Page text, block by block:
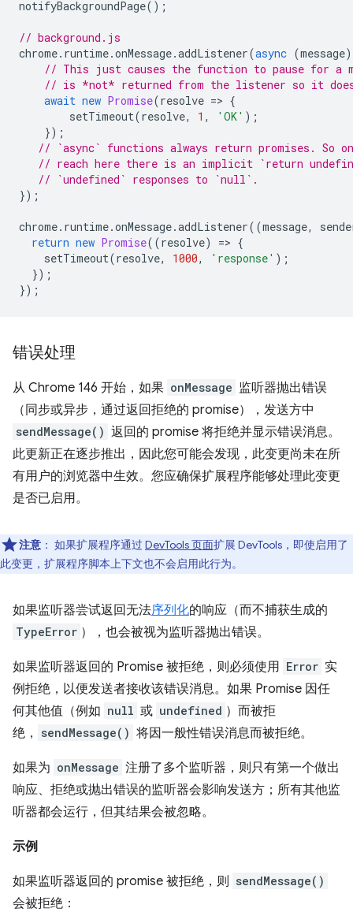
notifyBackgroundPage();
// background.js
chrome. runtime.onMessage.addListener(async (message)
// This just causes the function to pause for a
// is *not* returned from the listener so it
await new Promise(resolve => {
setTimeout(resolve, 1 , 'OK' );
});
// `async` functions always return promises. So
// reach here there is an implicit `return
// `undefined` responses to `null`.
});
chrome. runtime.onMessage.addListener((message,
return new Promise((resolve) => {
setTimeout(resolve, 1000, 'response' );
});
});
错误处理
从 Chrome 146 开始，如果 onMessage 监听器抛出错误
（同步或异步，通过返回拒绝的 promise），发送方中
sendMessage() 返回的 promise 将拒绝并显示错误消息。
此更新正在逐步推出，因此您可能会发现，此变更尚未在所
有用户的浏览器中生效。您应确保扩展程序能够处理此变更
是否已启用。
注意 ： 如果扩展程序通过 DevTools 页面扩展 DevTools，即使启用了
此变更，扩展程序脚本上下文也不会启用此行为。
如果监听器尝试返回无法序列化的响应（而不捕获生成的
TypeError ），也会被视为监听器抛出错误。
如果监听器返回的 Promise 被拒绝，则必须使用 Error 实
例拒绝，以便发送者接收该错误消息。如果 Promise 因任
何其他值（例如 null 或 undefined ）而被拒
绝，
sendMessage() 将因一般性错误消息而被拒绝。
如果为 onMessage 注册了多个监听器，则只有第一个做出
响应、拒绝或抛出错误的监听器会影响发送方；所有其他监
听器都会运行，但其结果会被忽略。
示例
如果监听器返回的 promise 被拒绝，则 sendMessage()
会被拒绝：